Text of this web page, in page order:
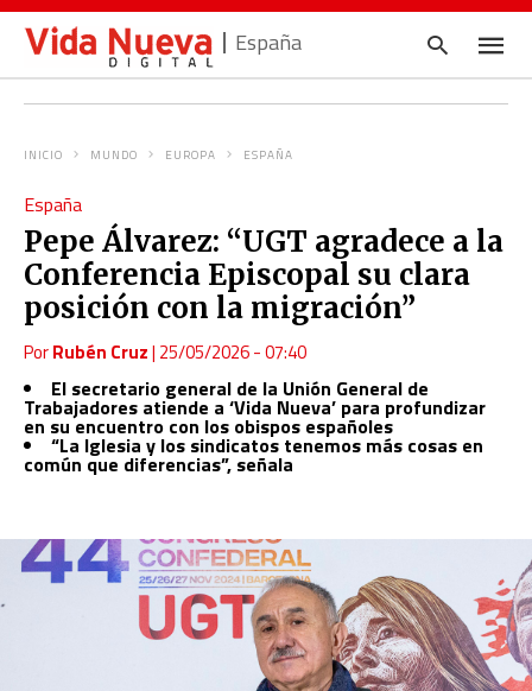
España
y
INICIO MUNDO EUROPA ESPAÑA
España
Pepe Álvarez: “UGT agradece a la
Conferencia Episcopal su clara
posición con la migración”
PorRubén Cruz| 25/05/2026 - 07:40
El secretario general de la Unión General de
Trabajadores atiende a ‘Vida Nueva’ para profundizar
en su encuentro con los obispos españoles
“La Iglesia y los sindicatos tenemos más cosas en
común que diferencias”, señala